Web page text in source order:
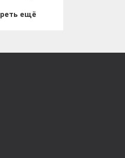
ещё